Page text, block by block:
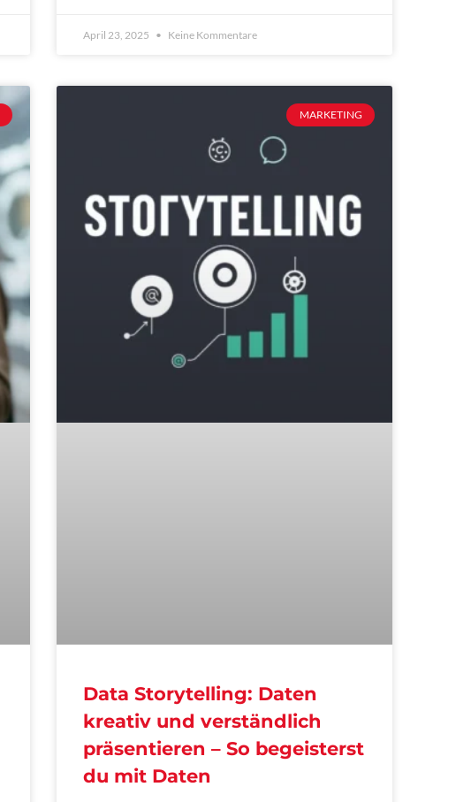
April 23, 2025 Keine Kommentare
MARKETING
Data Storytelling: Daten
kreativ und verständlich
präsentieren – So begeisterst
du mit Daten